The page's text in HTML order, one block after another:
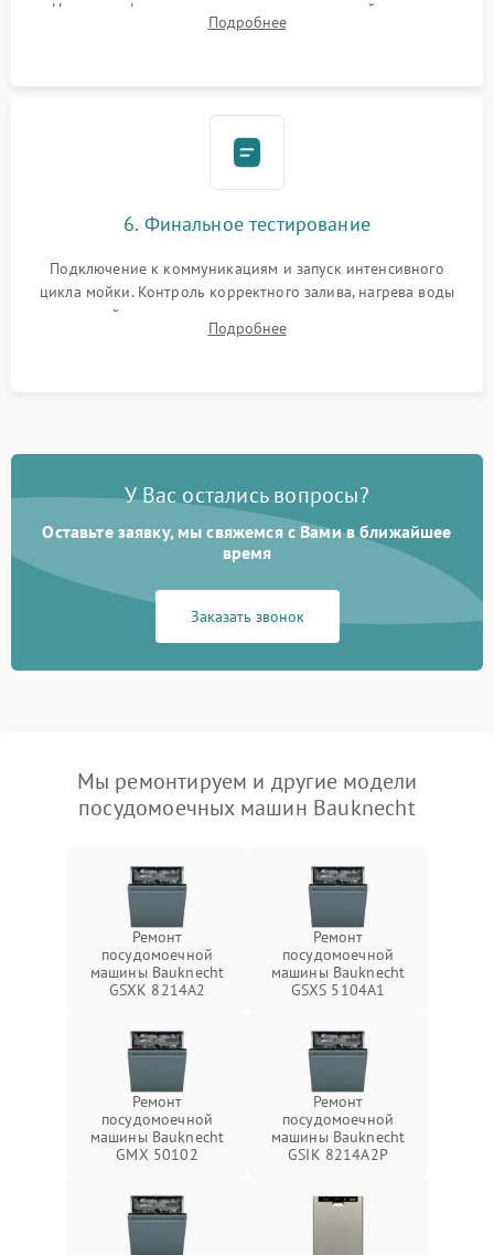
Надежная фиксация хомутов гидравлической системы,
сборка корпуса и установка датчика поплавка.
Подробнее
6. Финальное тестирование
Подключение к коммуникациям и запуск интенсивного
цикла мойки. Контроль корректного залива, нагрева воды
до нужной температуры, отсутствия посторонних шумов,
штатного слива и абсолютной сухости в поддоне.
Подробнее
У Вас остались вопросы?
Оставьте заявку, мы свяжемся с Вами в ближайшее
время
Заказать звонок
Мы ремонтируем и другие модели
посудомоечных машин Bauknecht
Ремонт
посудомоечной
машины Bauknecht
GSXK 8214A2
Ремонт
посудомоечной
машины Bauknecht
GSXS 5104A1
Ремонт
посудомоечной
машины Bauknecht
GMX 50102
Ремонт
посудомоечной
машины Bauknecht
GSIK 8214A2P